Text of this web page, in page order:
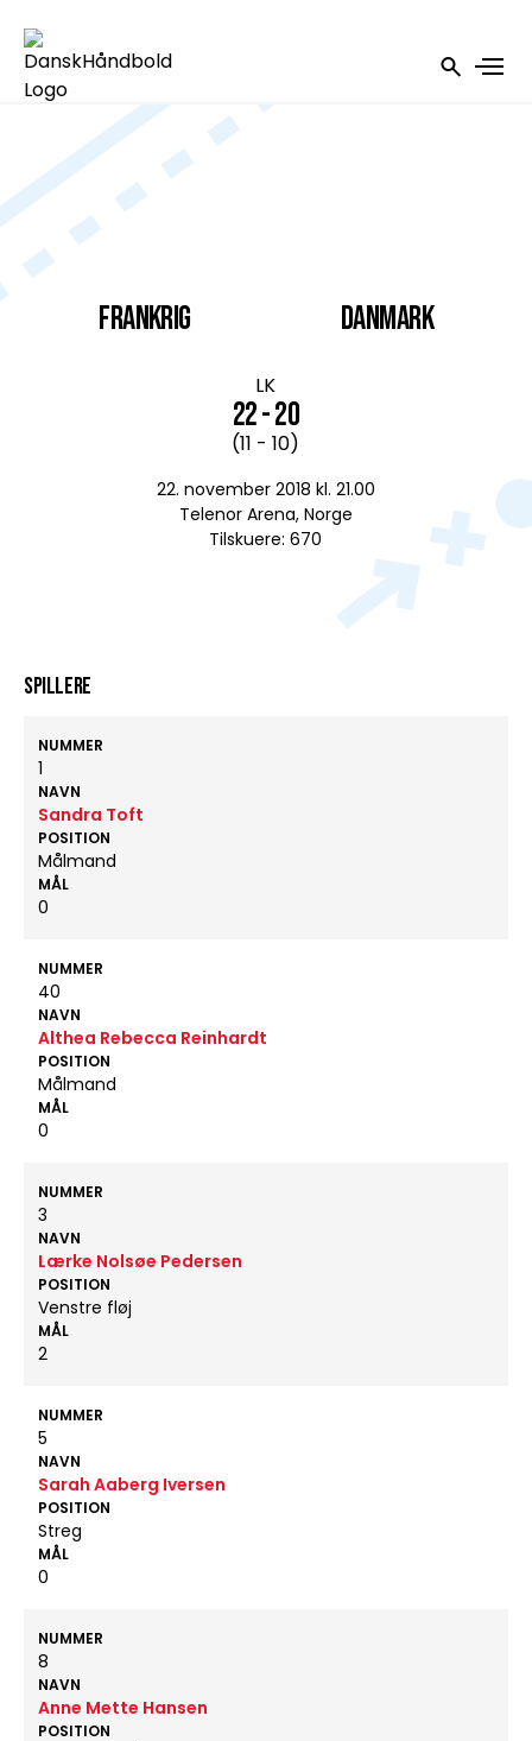
Frankrig
LK
22 - 20
(11 - 10)
22. november 2018 kl. 21.00
Telenor Arena, Norge
Tilskuere: 670
DANMARK
Spillere
NUMMER
1
NAVN
Sandra Toft
POSITION
Målmand
MÅL
0
NUMMER
40
NAVN
Althea Rebecca Reinhardt
POSITION
Målmand
MÅL
0
NUMMER
3
NAVN
Lærke Nolsøe Pedersen
POSITION
Venstre fløj
MÅL
2
NUMMER
5
NAVN
Sarah Aaberg Iversen
POSITION
Streg
MÅL
0
NUMMER
8
NAVN
Anne Mette Hansen
POSITION